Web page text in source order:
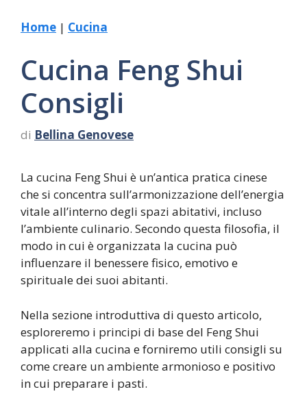
Home | Cucina
Cucina Feng Shui
Consigli
di Bellina Genovese
La cucina Feng Shui è un’antica pratica cinese
che si concentra sull’armonizzazione dell’energia
vitale all’interno degli spazi abitativi, incluso
l’ambiente culinario. Secondo questa filosofia, il
modo in cui è organizzata la cucina può
influenzare il benessere fisico, emotivo e
spirituale dei suoi abitanti.
Nella sezione introduttiva di questo articolo,
esploreremo i principi di base del Feng Shui
applicati alla cucina e forniremo utili consigli su
come creare un ambiente armonioso e positivo
in cui preparare i pasti.